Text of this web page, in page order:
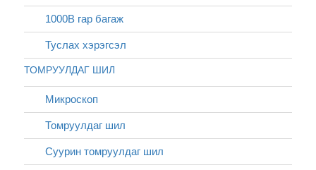
1000В гар багаж
Туслах хэрэгсэл
ТОМРУУЛДАГ ШИЛ
Микроскоп
Томруулдаг шил
Суурин томруулдаг шил